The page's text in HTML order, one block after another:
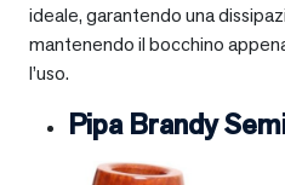
ideale, garantendo una
mantenendo il bocchino
l’uso.
Pipa Brandy